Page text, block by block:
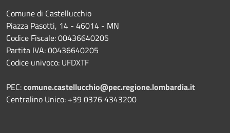
Comune di Castellucchio
Piazza Pasotti, 14 - 46014 - MN
Codice Fiscale: 00436640205
Partita IVA: 00436640205
Codice univoco: UFDXTF
PEC:comune.castellucchio@pec.regione.lombardia.it
Centralino Unico: +39 0376 4343200